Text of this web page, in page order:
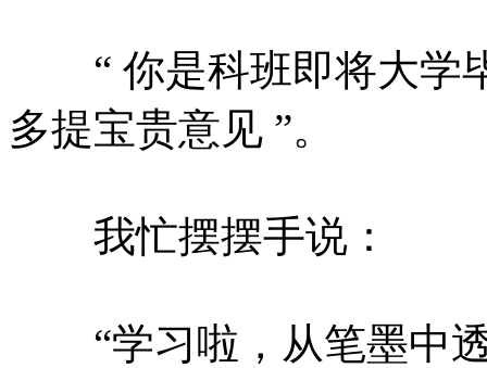
“ 你是科班即将大学
多提宝贵意见 ”。
我忙摆摆手说：
“学习啦，从笔墨中透